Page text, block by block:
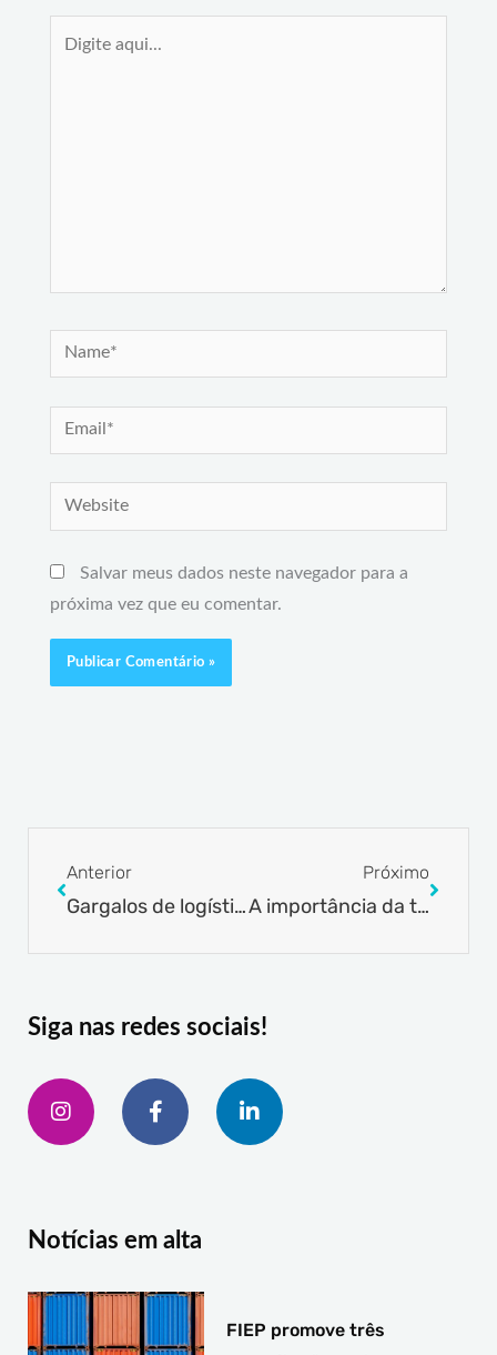
Name*
Email*
Website
Salvar meus dados neste navegador para a
próxima vez que eu comentar.
Anterior
Gargalos de logística global ainda afetam 84% das indústrias importadoras brasileiras
Próximo
A importância da tecnologia na logística aduaneira
Siga nas redes sociais!
I
n
s
t
a
m
F
a
c
e
k
-
L
n
k
Notícias em alta
FIEP promove três